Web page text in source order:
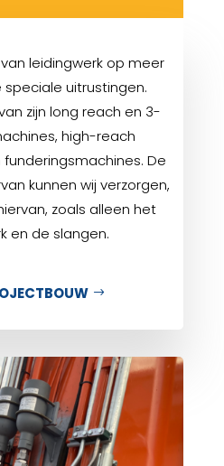
leidingwerk op meer
speciale uitrustingen.
zijn long reach en 3-
high-reach
De
kunnen wij verzorgen,
zoals alleen het
en de slangen.